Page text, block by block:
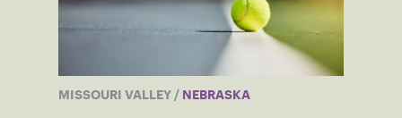
MISSOURI VALLEY / NEBRASKA